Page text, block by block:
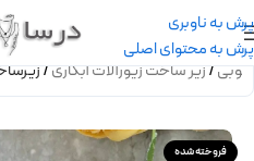
پرش به ناوبری
پرش به محتوای اصلی
کوبی/زیر ساخت زیورآلات آبکاری/
فروخته شده